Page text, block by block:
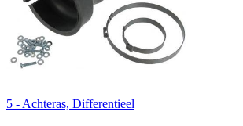
5 - Achteras, Differentieel